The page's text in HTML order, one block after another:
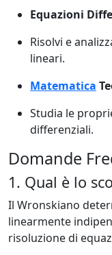
Equazioni
Risolvi e
lineari.
Matematica
Studia le
differenziali.
Domande
1. Qual è lo
Il Wronskiano
linearmente
risoluzione di